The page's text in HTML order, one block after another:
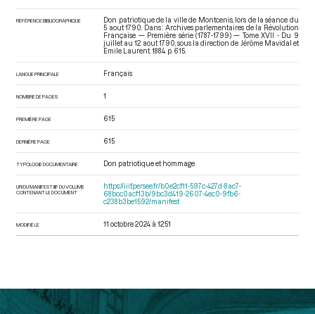
RÉFÉRENCE BIBLIOGRAPHIQUE
Don patriotique de la ville de Montcenis, lors de la séance du
5 aout 1790. Dans : Archives parlementaires de la Révolution
Française — Première série (1787-1799) — Tome XVII - Du 9
juillet au 12 aout 1790 , sous la direction de Jérôme Mavidal et
Emile Laurent. 1884. p. 615.
LANGUE PRINCIPALE Français
NOMBRE DE PAGES 1
PREMIÈRE PAGE 615
DERNIÈRE PAGE 615
TYPOLOGIE DOCUMENTAIRE Don patriotique et hommage
URI DU MANIFEST IIIF DU VOLUME
CONTENANT LE DOCUMENT
https://iiif.persee.fr/b0e2cf11-597c-427d-8ac7-
68bcc0acf13b/9bc3d419-2607-4ec0-9fb6-
c238b3be1592/manifest
MODIFIÉ LE 11 octobre 2024 à 12:51